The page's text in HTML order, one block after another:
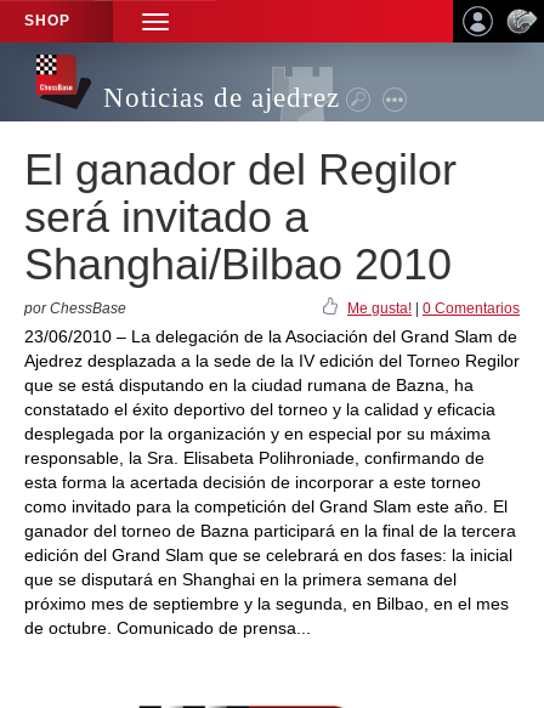
SHOP
TOGGLE
NAVIGATION
Noticias de ajedrez
El ganador del Regilor
será invitado a
Shanghai/Bilbao 2010
por ChessBase Me gusta! 0 Comentarios
23/06/2010 – La delegación de la Asociación del Grand Slam de
Ajedrez desplazada a la sede de la IV edición del Torneo Regilor
que se está disputando en la ciudad rumana de Bazna, ha
constatado el éxito deportivo del torneo y la calidad y eficacia
desplegada por la organización y en especial por su máxima
responsable, la Sra. Elisabeta Polihroniade, confirmando de
esta forma la acertada decisión de incorporar a este torneo
como invitado para la competición del Grand Slam este año. El
ganador del torneo de Bazna participará en la final de la tercera
edición del Grand Slam que se celebrará en dos fases: la inicial
que se disputará en Shanghai en la primera semana del
próximo mes de septiembre y la segunda, en Bilbao, en el mes
de octubre. Comunicado de prensa...